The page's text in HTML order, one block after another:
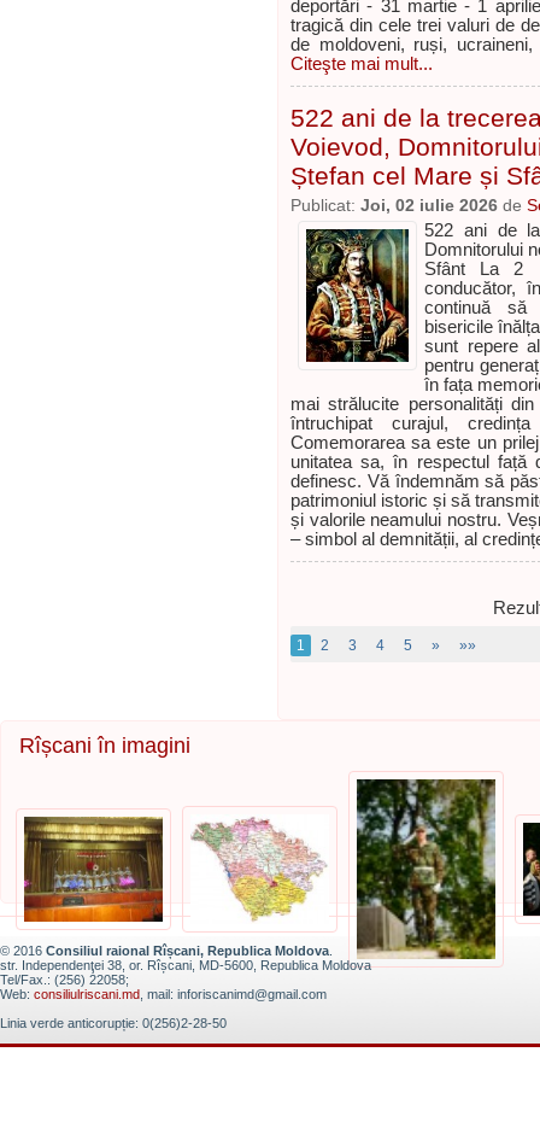
deportări - 31 martie - 1
tragică din cele trei valuri de
de moldoveni, ruși,
Citeşte mai mult...
522 ani de la
Voievod,
Ștefan cel Mare și
Publicat: Joi, 02 iulie 2026 de
522 ani de
Domnitorului
Sfânt La 2
conducător,
continuă să
bisericile
sunt repere
pentru
în fața
mai strălucite personalități
întruchipat curajul,
Comemorarea sa este un
unitatea sa, în respectul
definesc. Vă îndemnăm să
patrimoniul istoric și să
și valorile neamului nostru.
– simbol al demnității, al
1 2 3 4 5 » »»
Rîșcani în imagini
© 2016 Consiliul raional Rîșcani, Republica Moldova
str. Independenţei 38, or. Rîșcani, MD-5600, Republica Moldova
Tel/Fax.: (256) 22058;
Web: consiliulriscani.md , mail: inforiscanimd@gmail.com
Linia verde anticorupție: 0(256)2-28-50